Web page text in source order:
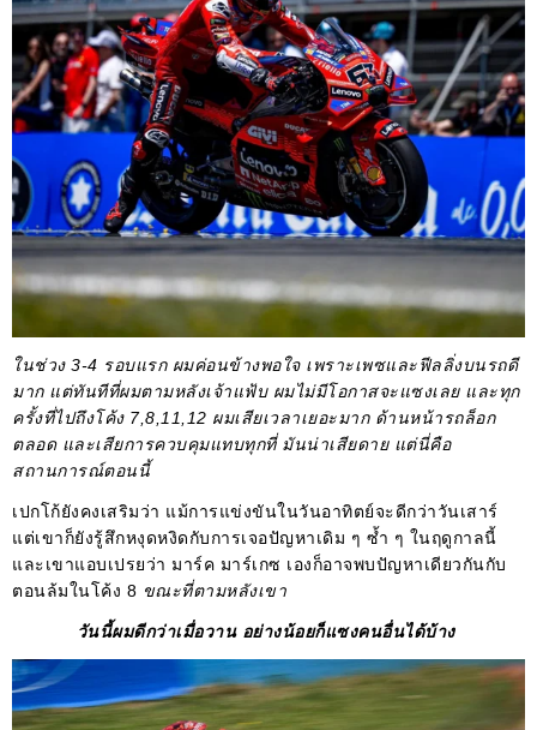
ในช่วง 3-4 รอบแรก ผมค่อนข้างพอใจ เพราะเพซและฟีลลิ่งบนรถดี
มาก แต่ทันทีที่ผมตามหลังเจ้าแฟ้บ ผมไม่มีโอกาสจะแซงเลย และทุก
ครั้งที่ไปถึงโค้ง 7,8,11,12 ผมเสียเวลาเยอะมาก ด้านหน้ารถล็อก
ตลอด และเสียการควบคุมแทบทุกที่ มันน่าเสียดาย แต่นี่คือ
สถานการณ์ตอนนี้
เปกโก้ยังคงเสริมว่า แม้การแข่งขันในวันอาทิตย์จะดีกว่าวันเสาร์
แต่เขาก็ยังรู้สึกหงุดหงิดกับการเจอปัญหาเดิม ๆ ซ้ำ ๆ ในฤดูกาลนี้
และเขาแอบเปรยว่า มาร์ค มาร์เกซ เองก็อาจพบปัญหาเดียวกันกับ
ตอนล้มในโค้ง 8 ขณะที่ตามหลังเขา
วันนี้ผมดีกว่าเมื่อวาน อย่างน้อยก็แซงคนอื่นได้บ้าง